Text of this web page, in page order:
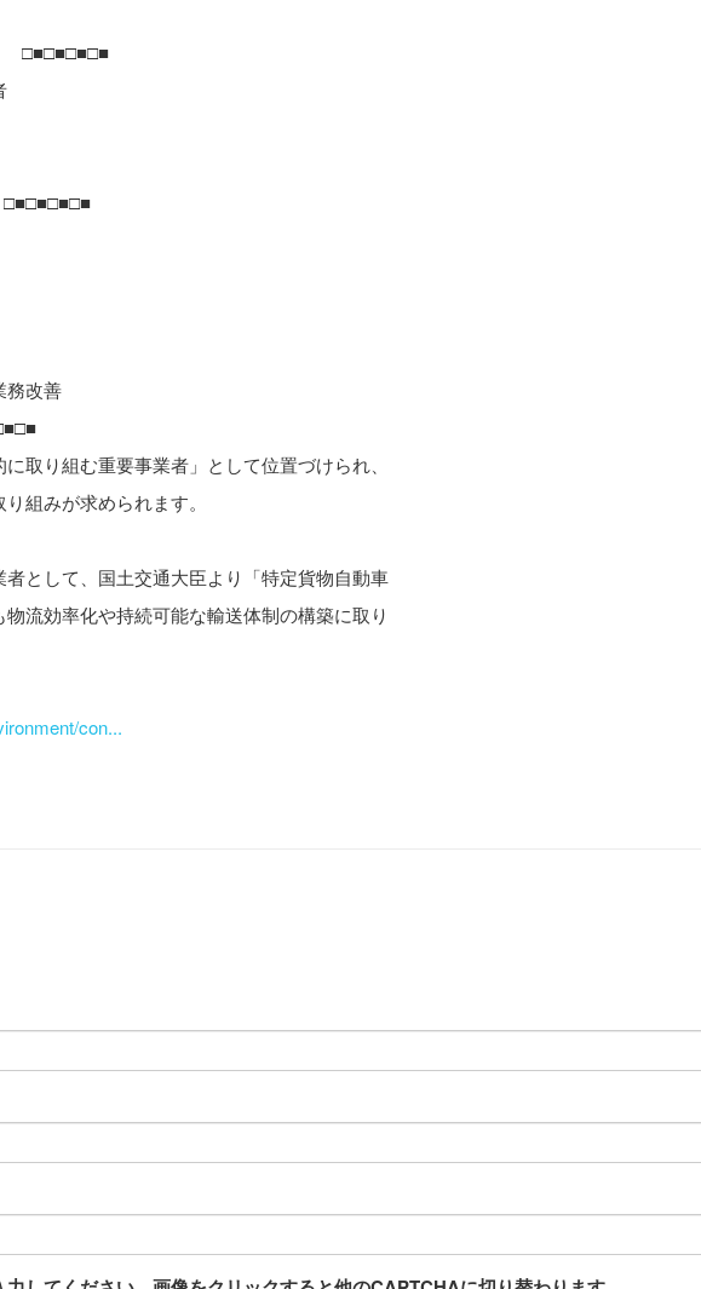
□■□■□■□■
務改善
取り組む重要事業者」として位置づけられ、
組みが求められます。
として、国土交通大臣より「特定貨物自動車
流効率化や持続可能な輸送体制の構築に取り
con...